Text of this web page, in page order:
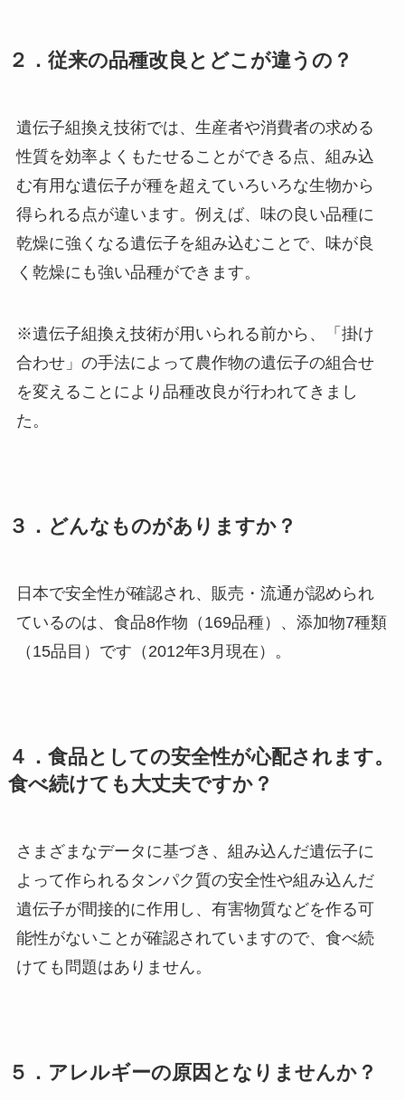
２．従来の品種改良とどこが違うの？
遺伝子組換え技術では、生産者や消費者の求める
性質を効率よくもたせることができる点、組み込
む有用な遺伝子が種を超えていろいろな生物から
得られる点が違います。例えば、味の良い品種に
乾燥に強くなる遺伝子を組み込むことで、味が良
く乾燥にも強い品種ができます。
※遺伝子組換え技術が用いられる前から、「掛け
合わせ」の手法によって農作物の遺伝子の組合せ
を変えることにより品種改良が行われてきまし
た。
３．どんなものがありますか？
日本で安全性が確認され、販売・流通が認められ
ているのは、食品8作物（169品種）、添加物7種類
（15品目）です（2012年3月現在）。
４．食品としての安全性が心配されます。
食べ続けても大丈夫ですか？
さまざまなデータに基づき、組み込んだ遺伝子に
よって作られるタンパク質の安全性や組み込んだ
遺伝子が間接的に作用し、有害物質などを作る可
能性がないことが確認されていますので、食べ続
けても問題はありません。
５．アレルギーの原因となりませんか？